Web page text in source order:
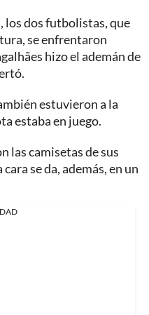
los dos futbolistas, que
se enfrentaron
hizo el ademán de
estuvieron a la
estaba en juego.
las camisetas de sus
se da, además, en un